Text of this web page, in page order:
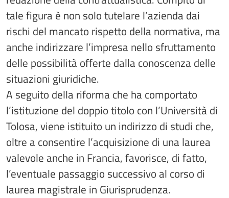
tale figura è non solo tutelare l’azienda dai
rischi del mancato rispetto della normativa, ma
anche indirizzare l’impresa nello sfruttamento
delle possibilità offerte dalla conoscenza delle
situazioni giuridiche.
A seguito della riforma che ha comportato
l’istituzione del doppio titolo con l’Università di
Tolosa, viene istituito un indirizzo di studi che,
oltre a consentire l’acquisizione di una laurea
valevole anche in Francia, favorisce, di fatto,
l’eventuale passaggio successivo al corso di
laurea magistrale in Giurisprudenza.